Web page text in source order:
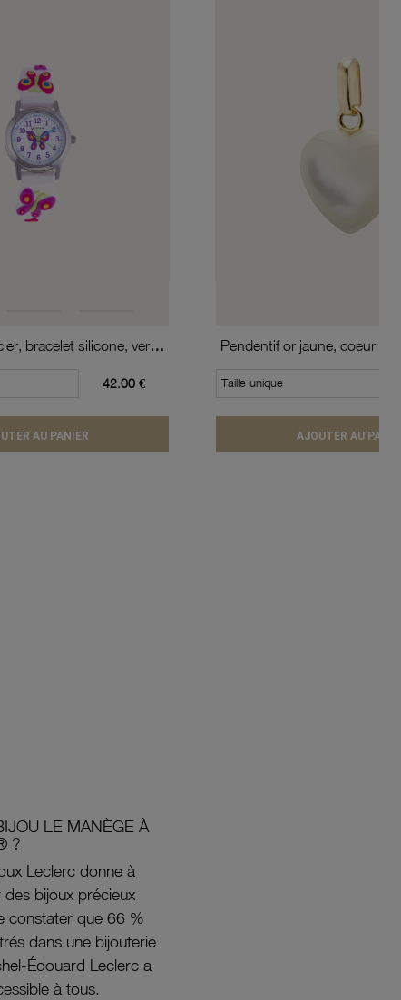
Montre, boîte acier, bracelet silicone, verre minéral, kids
42.00 €
AU PANIER
Pendentif or jaune, coeur en
Taille unique
AJOUTER AU
LE MANÈGE À
?
Leclerc donne à
bijoux précieux
constater que 66 %
dans une bijouterie
Édouard Leclerc a
à tous.